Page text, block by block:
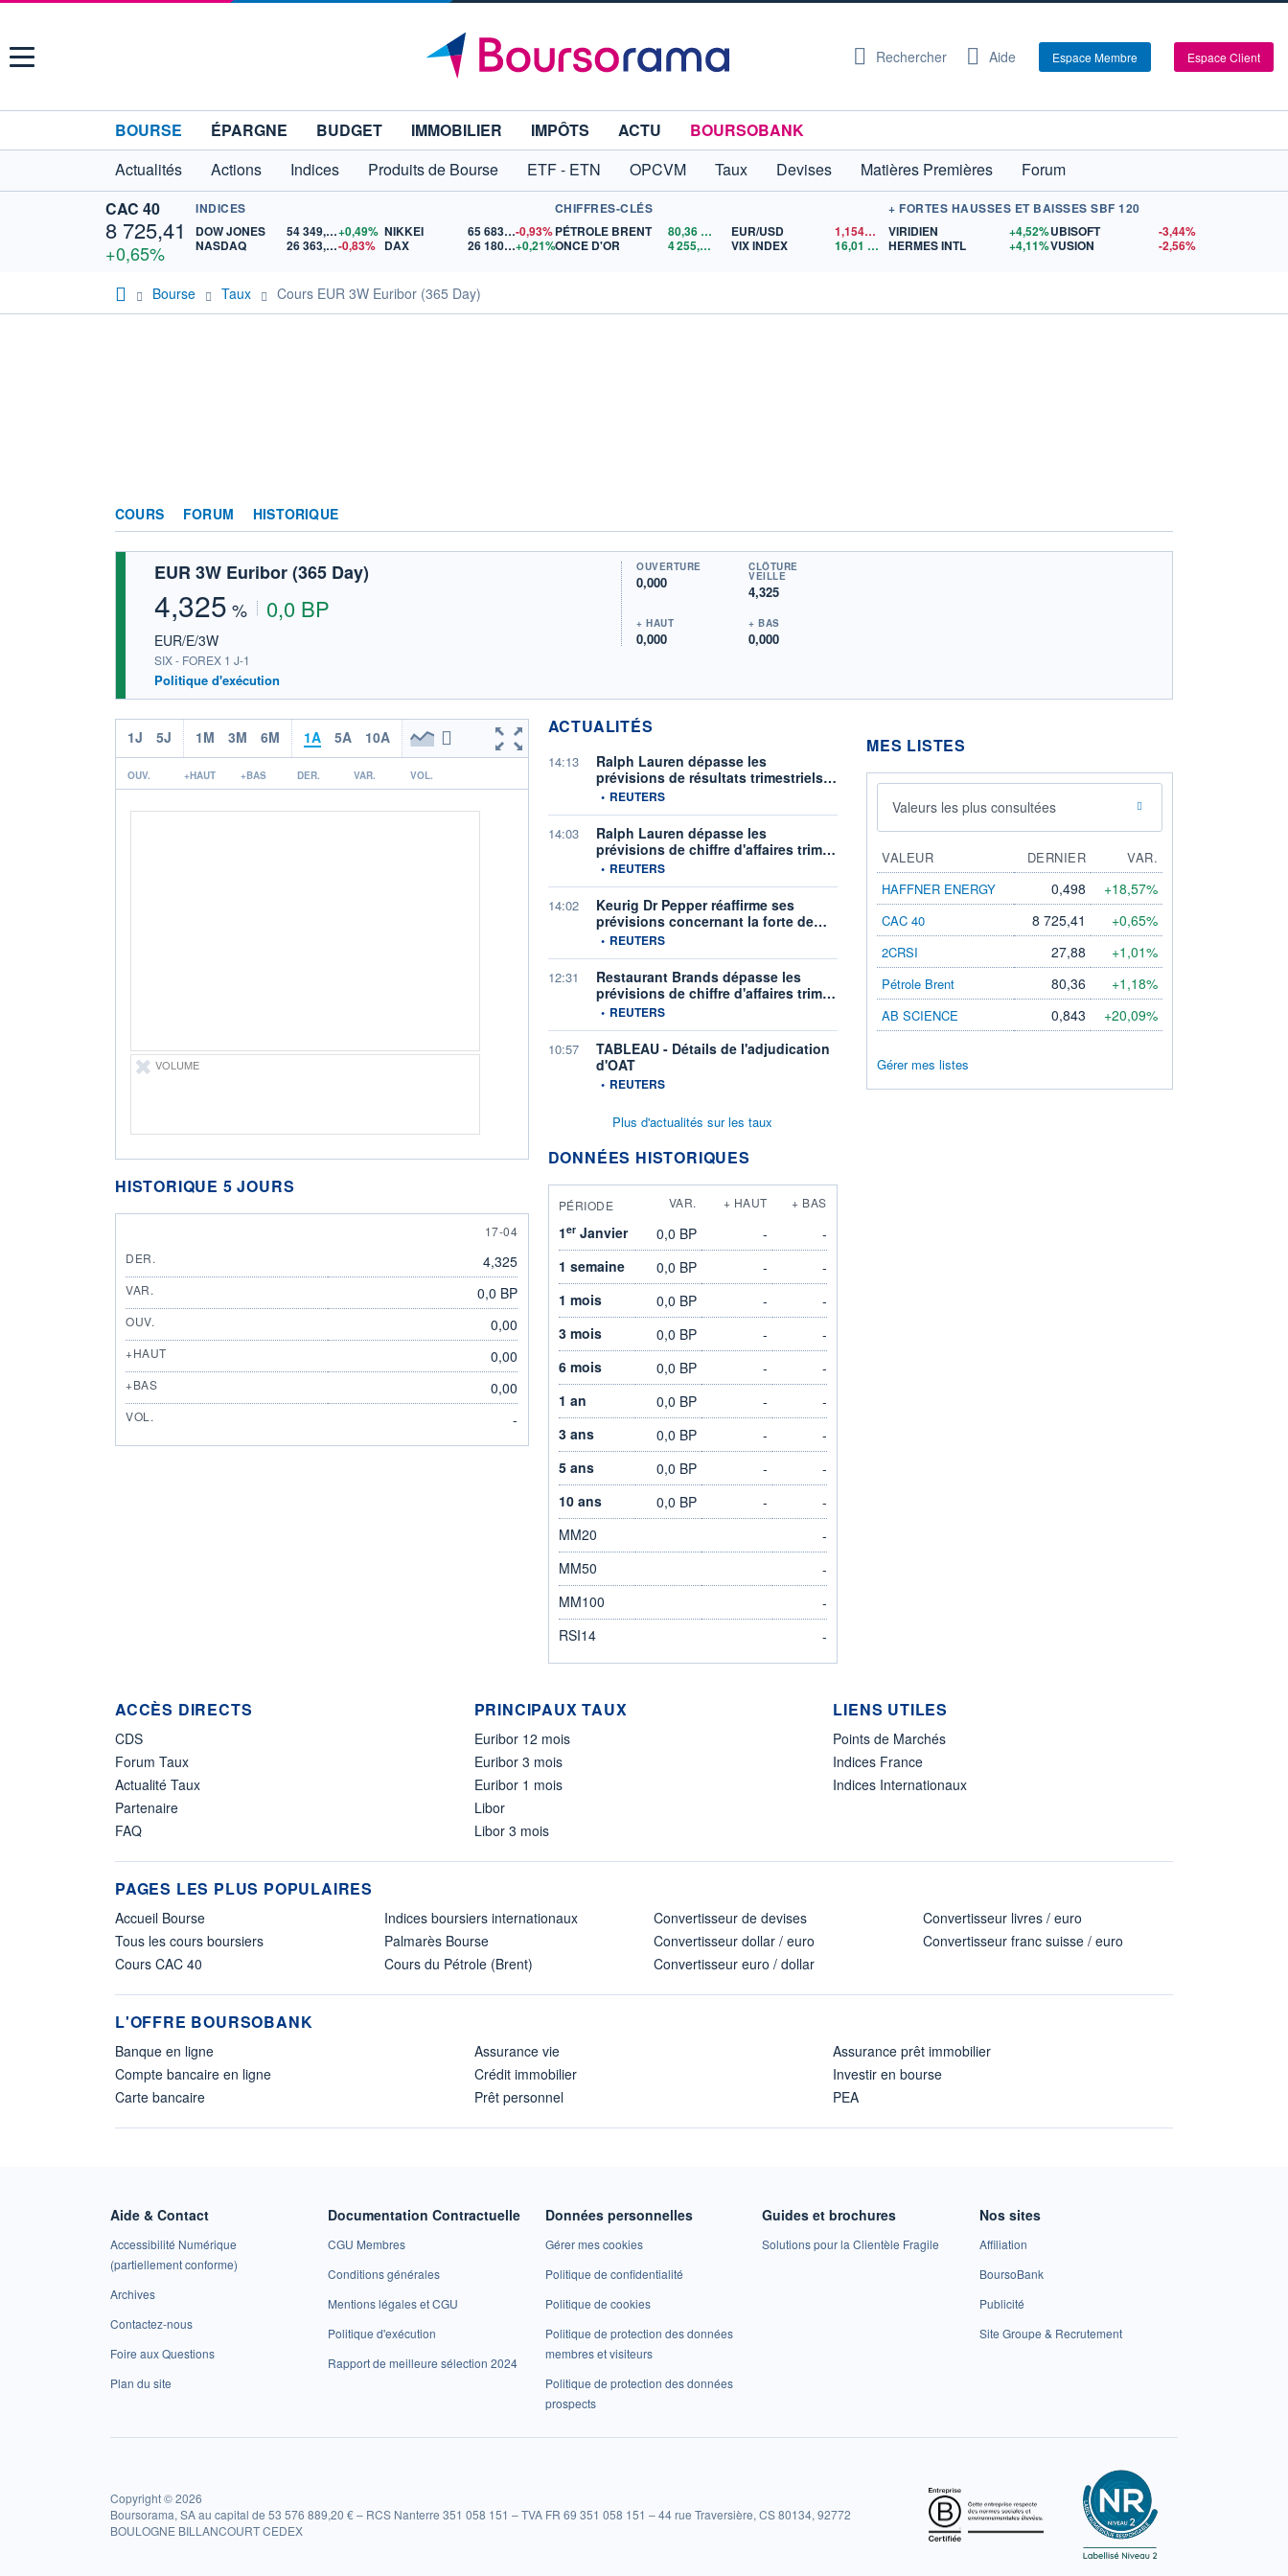
Menu Rechercher Aide Espace Membre Espace Client
BOURSE ÉPARGNE BUDGET IMMOBILIER IMPÔTS ACTU
BOURSOBANK
Actualités
Actions Indices Produits de Bourse ETF - ETN OPCVM Taux Devises Matières Premières
Forum
CAC 40
8 725,41
+0,65%
INDICES
DOW JONES
54 349,12+0,49%
NASDAQ
26 363,44-0,83%
NIKKEI 65 683,26-0,93%
DAX
26 180,89+0,21%
CHIFFRES-CLÉS
PÉTROLE BRENT
80,36$US
ONCE D'OR
4 255,57 $US
EUR/USD 1,1542$US
VIX INDEX
16,01
+ FORTES HAUSSES ET BAISSES SBF 120
VIRIDIEN
+4,52%
HERMES INTL
+4,11%
UBISOFT
-3,44%
VUSION
-2,56%
Bourse Taux Cours EUR 3W Euribor (365 Day)
COURS FORUM HISTORIQUE
EUR 3W Euribor (365 Day)
4,325 % 0,0 BP
EUR/E/3W
SIX - FOREX 1 J-1
Politique d'exécution
OUVERTURE
0,000
CLÔTURE
VEILLE
4,325
+ HAUT
0,000
+ BAS
0,000
1J 5J 1M 3M 6M 1A 5A 10A
OUV. +HAUT +BAS DER. VAR. VOL.
VOLUME
HISTORIQUE 5 JOURS
17 APRIL
17-04
DER.
4,325
VAR. 0,0 BP
OUV. 0,00
+HAUT 0,00
+BAS 0,00
VOL. -
ACTUALITÉS
14:13
Ralph Lauren dépasse les
prévisions de résultats trimestriels…
information fournie par
• REUTERS
14:03
Ralph Lauren dépasse les
prévisions de chiffre d'affaires trim…
information fournie par
• REUTERS
14:02
Keurig Dr Pepper réaffirme ses
prévisions concernant la forte de…
information fournie par
• REUTERS
12:31
Restaurant Brands dépasse les
prévisions de chiffre d'affaires trim…
information fournie par
• REUTERS
10:57
TABLEAU - Détails de l'adjudication
d'OAT
information fournie par
• REUTERS
Plus d'actualités sur les taux
DONNÉES HISTORIQUES
PÉRIODE VAR. + HAUT + BAS
1erJanvier 0,0 BP -
-
1 semaine
0,0 BP -
-
1 mois
0,0 BP -
-
3 mois
0,0 BP -
-
6 mois
0,0 BP -
-
1 an
0,0 BP -
-
3 ans
0,0 BP -
-
5 ans
0,0 BP -
-
10 ans
0,0 BP -
-
MM20
-
MM50
-
MM100
-
RSI14
-
MES LISTES
Valeurs les plus consultées
VALEUR DERNIER
VAR.
HAFFNER ENERGY
0,498 +18,57%
CAC 40 8 725,41 +0,65%
2CRSI 27,88 +1,01%
Pétrole Brent 80,36 +1,18%
AB SCIENCE 0,843 +20,09%
Gérer mes listes
ACCÈS DIRECTS
CDS
Forum Taux
Actualité Taux
Partenaire
FAQ
PRINCIPAUX TAUX
Euribor 12 mois
Euribor 3 mois
Euribor 1 mois
Libor
Libor 3 mois
LIENS UTILES
Points de Marchés
Indices France
Indices Internationaux
PAGES LES PLUS POPULAIRES
Accueil Bourse
Tous les cours boursiers
Cours CAC 40
Indices boursiers internationaux
Palmarès Bourse
Cours du Pétrole (Brent)
Convertisseur de devises
Convertisseur dollar / euro
Convertisseur euro / dollar
Convertisseur livres / euro
Convertisseur franc suisse / euro
L'OFFRE BOURSOBANK
Banque en ligne
Compte bancaire en ligne
Carte bancaire
Assurance vie
Crédit immobilier
Prêt personnel
Assurance prêt immobilier
Investir en bourse
PEA
Aide & Contact
Accessibilité Numérique
(partiellement conforme)
Archives
Contactez-nous
Foire aux Questions
Plan du site
Documentation Contractuelle
CGU Membres
Conditions générales
Mentions légales et CGU
Politique d'exécution
Rapport de meilleure sélection 2024
Données personnelles
Gérer mes cookies
Politique de confidentialité
Politique de cookies
Politique de protection des données
membres et visiteurs
Politique de protection des données
prospects
Guides et brochures
Solutions pour la Clientèle Fragile
Nos sites
Affiliation
BoursoBank
Publicité
Site Groupe & Recrutement
Copyright © 2026
Boursorama, SA au capital de 53 576 889,20 € – RCS Nanterre 351 058 151 – TVA FR 69 351 058 151 – 44 rue Traversière, CS 80134, 92772
BOULOGNE BILLANCOURT CEDEX